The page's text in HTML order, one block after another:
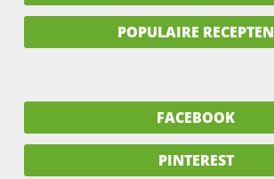
POPULAIRE RECEPTEN
FACEBOOK
PINTEREST